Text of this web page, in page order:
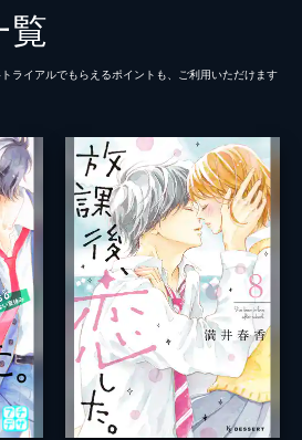
覧
ライアルでもらえるポイントも、ご利⽤いただけます